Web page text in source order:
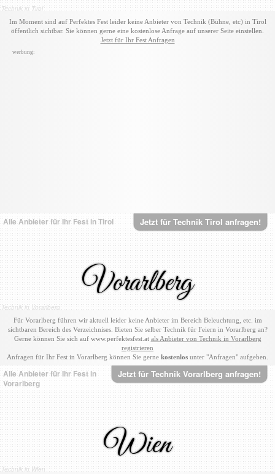
Technik in Tirol
Im Moment sind auf Perfektes Fest leider keine Anbieter von Technik (Bühne, etc) in Tirol
öffentlich sichtbar. Sie können gerne eine kostenlose Anfrage auf unserer Seite einstellen.
Jetzt für Ihr Fest Anfragen
werbung:
Jetzt für Technik Tirol anfragen!
Alle Anbieter für Ihr Fest in Tirol
Vorarlberg
Technik in Vorarlberg
Für Vorarlberg führen wir aktuell leider keine Anbieter im Bereich Beleuchtung, etc. im
sichtbaren Bereich des Verzeichnises. Bieten Sie selber Technik für Feiern in Vorarlberg an?
Gerne können Sie sich auf www.perfektesfest.at als Anbieter von Technik in Vorarlberg
registrieren
Anfragen für Ihr Fest in Vorarlberg können Sie gerne kostenlos unter "Anfragen" aufgeben.
Jetzt für Technik Vorarlberg anfragen!
Alle Anbieter für Ihr Fest in
Vorarlberg
Wien
Technik in Wien